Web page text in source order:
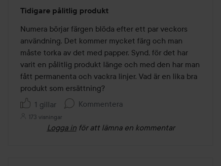
3
av
5
Tidigare pålitlig produkt
Numera börjar färgen blöda efter ett par veckors
användning. Det kommer mycket färg och man
måste torka av det med papper. Synd, för det har
varit en pålitlig produkt länge och med den har man
fått permanenta och vackra linjer. Vad är en lika bra
produkt som ersättning?
1 gillar
Kommentera
173 visningar
Logga in för att lämna en kommentar